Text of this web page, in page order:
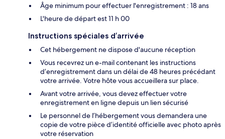
Âge minimum pour effectuer l'enregistrement : 18 ans
L'heure de départ est 11 h 00
Instructions spéciales d’arrivée
Cet hébergement ne dispose d'aucune réception
Vous recevrez un e-mail contenant les instructions
d’enregistrement dans un délai de 48 heures précédant
votre arrivée. Votre hôte vous accueillera sur place.
Avant votre arrivée, vous devez effectuer votre
enregistrement en ligne depuis un lien sécurisé
Le personnel de l’hébergement vous demandera une
copie de votre pièce d’identité officielle avec photo après
votre réservation